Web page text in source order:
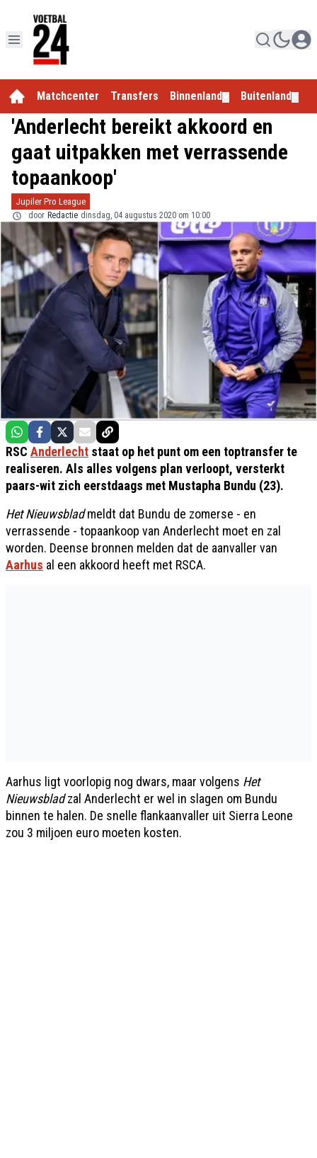
Matchcenter Transfers Binnenland Buitenland
'Anderlecht bereikt akkoord en
gaat uitpakken met verrassende
topaankoop'
Jupiler Pro League
door Redactie dinsdag, 04 augustus 2020 om 10:00
RSC Anderlecht staat op het punt om een toptransfer te
realiseren. Als alles volgens plan verloopt, versterkt
paars-wit zich eerstdaags met Mustapha Bundu (23).
Het Nieuwsbladmeldt dat Bundu de zomerse - en
verrassende - topaankoop van Anderlecht moet en zal
worden. Deense bronnen melden dat de aanvaller van
Aarhus al een akkoord heeft met RSCA.
Aarhus ligt voorlopig nog dwars, maar volgens Het
Nieuwsbladzal Anderlecht er wel in slagen om Bundu
binnen te halen. De snelle flankaanvaller uit Sierra Leone
zou 3 miljoen euro moeten kosten.